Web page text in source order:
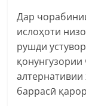
Дар
ислоҳоти
рушди
баррасӣ